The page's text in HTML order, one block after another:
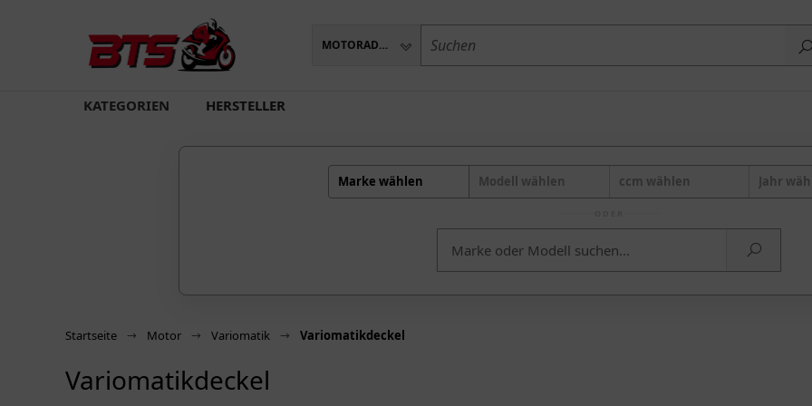
MOTORADTEILE
KATEGORIEN HERSTELLER
Marke wählen Modell wählen ccm wählen Jahr
Startseite Motor Variomatik Variomatikdeckel
Variomatikdeckel